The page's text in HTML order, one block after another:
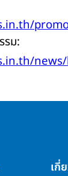
รม:
เกี่